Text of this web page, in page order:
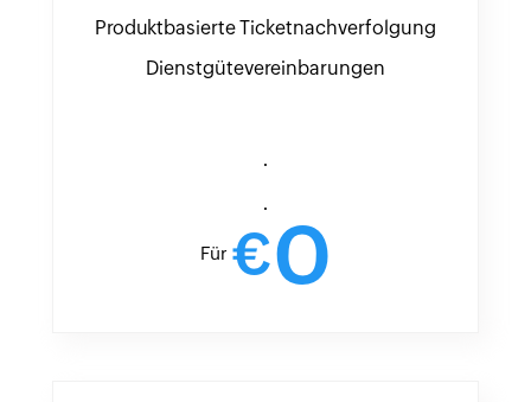
Produktbasierte Ticketnachverfolgung
Dienstgütevereinbarungen
.
.
Für €0